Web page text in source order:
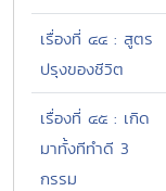
เรื่องที่ ๔๔ : สูตร
ปรุงของชีวิต
เรื่องที่ ๔๕ : เกิด
มาทั้งทีทำดี 3
กรรม